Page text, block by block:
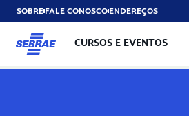
SOBREFALE CONOSCOENDEREÇOS
CURSOS E EVENTOS